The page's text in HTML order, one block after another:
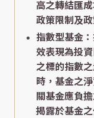
高之轉結匯
政策限制及
指數型基金
效表現為投
之標的指數
時，基金之
關基金應負
揭露於基金